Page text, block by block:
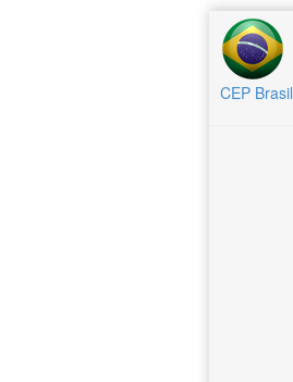
CEP Brasil